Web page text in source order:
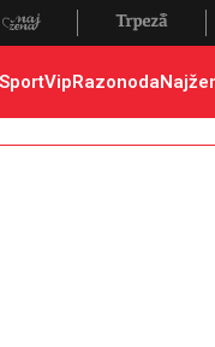
SportVipRazonoda